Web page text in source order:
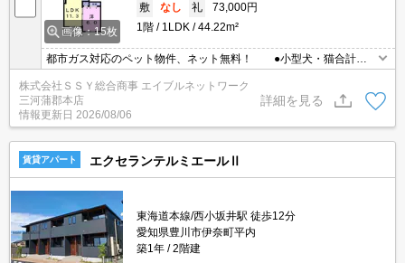
画像：15枚
敷
なし 礼
73,000円
1階
1LDK 44.22m²
都市ガス対応のペット物件、ネット無料！ ●小型犬・猫合計２
匹可 ●エアコン２基付き・ゆったり広めの一坪バスルーム ●
敷地内ごみ置き場あり ●ご見学可能！
株式会社ＳＳＹ総合商事 エイブルネットワーク
三河蒲郡本店
情報更新日 2026/08/06
詳細を見る
賃貸アパート エクセランテルミエールⅡ
東海道本線/西小坂井駅 徒歩12分
愛知県豊川市伊奈町平内
築1年
2階建